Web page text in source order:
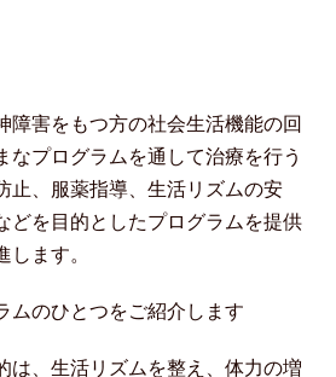
障害をもつ方の社会生活機能の回
なプログラムを通して治療を行う
止、服薬指導、生活リズムの安
どを目的としたプログラムを提供
します。
ムのひとつをご紹介します
は、生活リズムを整え、体力の増